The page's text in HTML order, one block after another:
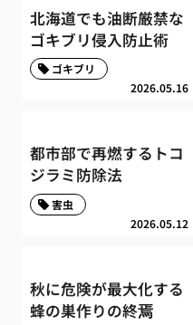
北海道でも油断厳禁な
ゴキブリ侵入防止術
2026.05.16
ゴキブリ
都市部で再燃するトコ
ジラミ防除法
2026.05.12
害虫
秋に危険が最大化する
蜂の巣作りの終焉